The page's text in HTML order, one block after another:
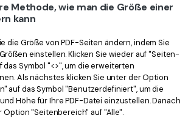
Methode, wie man die Größe einer
kann
die Größe von PDF-Seiten ändern, indem Sie
einstellen. Klicken Sie wieder auf "Seiten-
das Symbol "<>", um die erweiterten
Als nächstes klicken Sie unter der Option
auf das Symbol "Benutzerdefiniert", um die
Höhe für Ihre PDF-Datei einzustellen. Danach
Option "Seitenbereich" auf "Alle".